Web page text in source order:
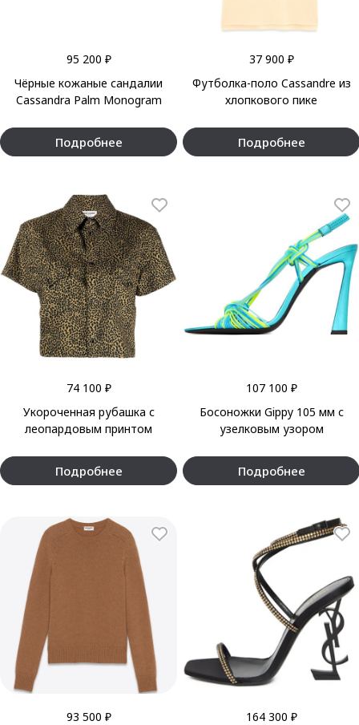
95 200 ₽
Чёрные кожаные сандалии
Cassandra Palm Monogram
Подробнее
37 900 ₽
Футболка-поло Cassandre из
хлопкового пике
Подробнее
74 100 ₽
Укороченная рубашка с
леопардовым принтом
Подробнее
107 100 ₽
Босоножки Gippy 105 мм с
узелковым узором
Подробнее
93 500 ₽
164 300 ₽